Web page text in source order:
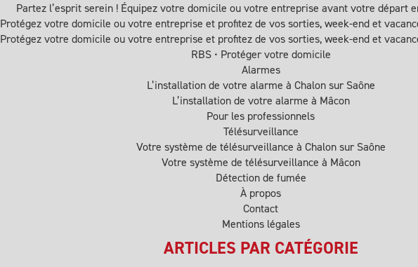
Partez l’esprit serein ! Équipez votre domicile ou votre entreprise avant votre départ
Protégez votre domicile ou votre entreprise et profitez de vos sorties, week-end et
Protégez votre domicile ou votre entreprise et profitez de vos sorties, week-end et
RBS • Protéger votre domicile
Alarmes
L’installation de votre alarme à Chalon sur Saône
L’installation de votre alarme à Mâcon
Pour les professionnels
Télésurveillance
Votre système de télésurveillance à Chalon sur Saône
Votre système de télésurveillance à Mâcon
Détection de fumée
À propos
Contact
Mentions légales
ARTICLES PAR CATÉGORIE